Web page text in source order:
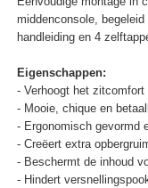
middenconsole,
handleiding en 4
Eigenschappen:
- Verhoogt het
- Mooie, chique en
- Ergonomisch gevormd
- Creëert extra
- Beschermt de inhoud
- Hindert